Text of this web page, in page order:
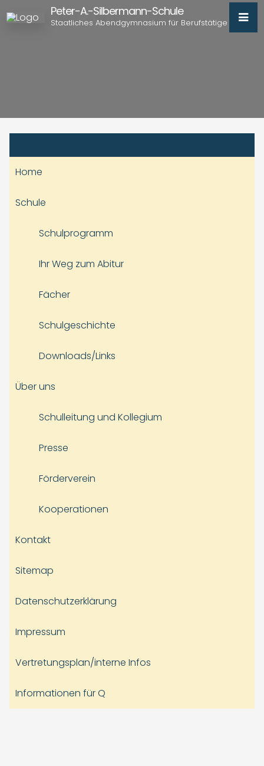
Peter-A.-Silbermann-Schule
Staatliches Abendgymnasium für Berufstätige
Home
Schule
Schulprogramm
Ihr Weg zum Abitur
Fächer
Schulgeschichte
Downloads/Links
Über uns
Schulleitung und Kollegium
Presse
Förderverein
Kooperationen
Kontakt
Sitemap
Datenschutzerklärung
Impressum
Vertretungsplan/interne Infos
Informationen für Q